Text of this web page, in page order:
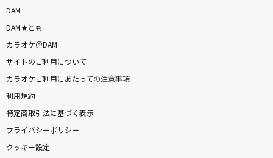
DAM
DAM★とも
カラオケ＠DAM
サイトのご利用について
カラオケご利用にあたっての注意事項
利用規約
特定商取引法に基づく表示
プライバシーポリシー
クッキー設定